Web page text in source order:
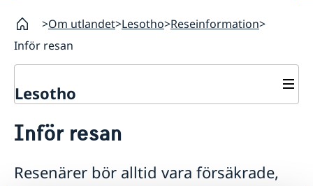
Om utlandet Lesotho Reseinformation
Inför resan
Lesotho
Hjälp till svenskar i Lesotho
Pass utomlands
Reseinformation
Inför resan
Resenärer bör alltid vara försäkrade,